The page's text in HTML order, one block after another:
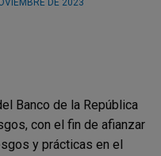
DE 2023
Banco de la República
con el fin de afianzar
y prácticas en el